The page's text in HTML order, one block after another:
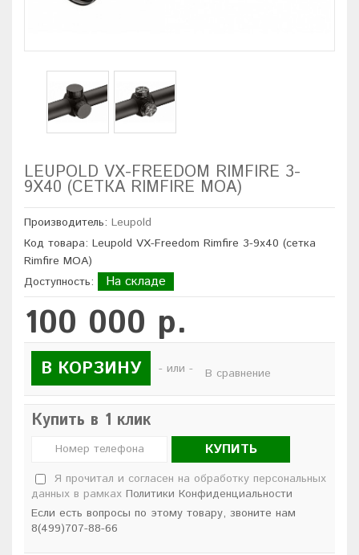
LEUPOLD VX-FREEDOM RIMFIRE 3-
9X40 (СЕТКА RIMFIRE MOA)
Производитель: Leupold
Код товара: Leupold VX-Freedom Rimfire 3-9x40 (сетка
Rimfire MOA)
Доступность:
На складе
100 000 р.
В КОРЗИНУ - или - В сравнение
Купить в 1 клик
КУПИТЬ
Я прочитал и согласен на обработку персональных
данных в рамках Политики Конфиденциальности
Если есть вопросы по этому товару, звоните нам
8(499)707-88-66